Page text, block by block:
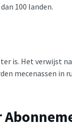
100 landen.
is. Het verwijst
mecenassen in